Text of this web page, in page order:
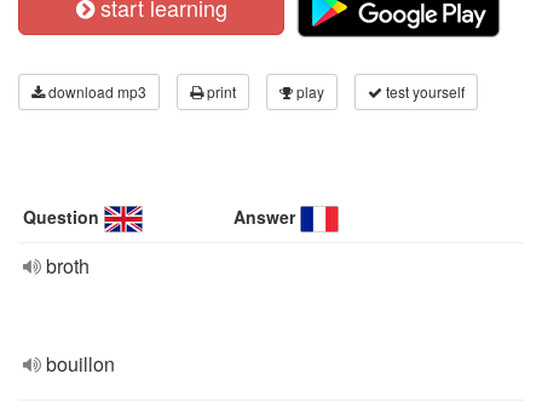
start learning
download mp3 print play test yourself
Question Answer
broth
bouillon